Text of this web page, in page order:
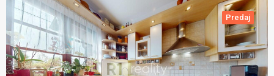
Predaj